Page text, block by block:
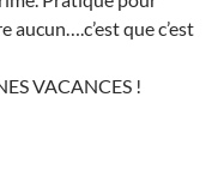
aucun….c’est que c’est
VACANCES !